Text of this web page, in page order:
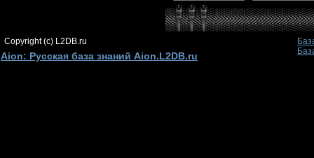
Copyright (c) L2DB.ru
Aion: Русская база знаний Aion.L2DB.ru